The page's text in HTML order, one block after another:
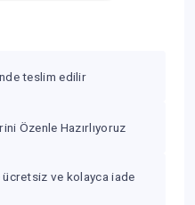
teslim edilir
Özenle Hazırlıyoruz
ve kolayca iade